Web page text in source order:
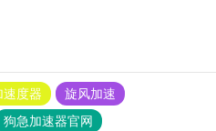
速度器
旋风加速
狗急加速器官网